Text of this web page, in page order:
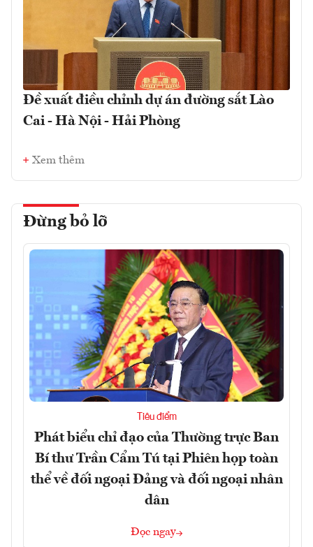
Đề xuất điều chỉnh dự án đường sắt Lào
Cai - Hà Nội - Hải Phòng
Xem thêm
Đừng bỏ lỡ
Tiêu điểm
Phát biểu chỉ đạo của Thường trực Ban
Bí thư Trần Cẩm Tú tại Phiên họp toàn
thể về đối ngoại Đảng và đối ngoại nhân
dân
Đọc ngay